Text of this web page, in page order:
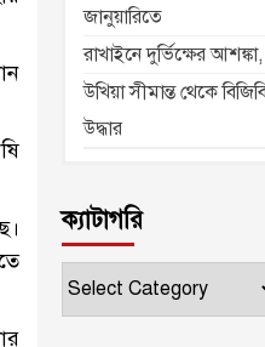
জানুয়ারিতে
রাখাইনে দুর্ভিক্ষের
উখিয়া সীমান্ত থেকে
উদ্ধার
ক্যাটাগরি
ক্যাটাগরি